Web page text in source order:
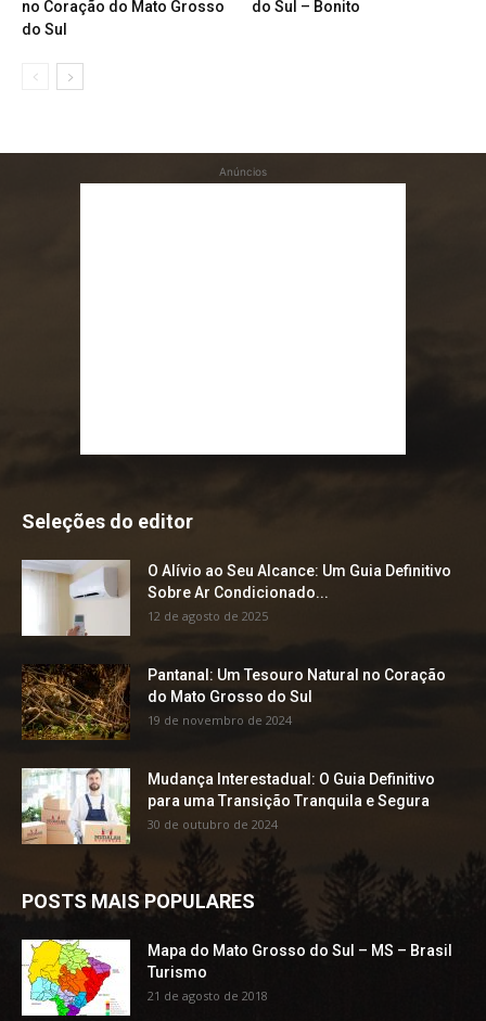
no Coração do Mato Grosso
do Sul
do Sul – Bonito
Anúncios
Seleções do editor
O Alívio ao Seu Alcance: Um Guia Definitivo
Sobre Ar Condicionado...
12 de agosto de 2025
Pantanal: Um Tesouro Natural no Coração
do Mato Grosso do Sul
19 de novembro de 2024
Mudança Interestadual: O Guia Definitivo
para uma Transição Tranquila e Segura
30 de outubro de 2024
POSTS MAIS POPULARES
Mapa do Mato Grosso do Sul – MS – Brasil
Turismo
21 de agosto de 2018